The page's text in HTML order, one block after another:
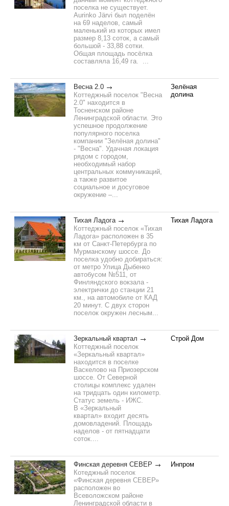
поселка не существует.
Aurinko Järvi был поделён
на 69 наделов, самый
маленький из которых имел
размер 8,13 соток, а самый
большой - 33,88 сотки.
Общая площадь посёлка
составляла 16,49 га. ...
Весна 2.0
Коттеджный поселок "Весна
2.0" находится в
Тосненском районе
Ленинградской области. Это
успешное продолжение
популярного поселка
компании "Зелёная долина"
- "Весна". Удачная локация
рядом с городом,
необходимый набор
центральных коммуникаций,
а также развитое
социальное и досуговое
окружение –...
Зелёная
долина
Тихая Ладога
Коттеджный поселок «Тихая
Ладога» расположен в 35
км от Санкт-Петербурга по
Мурманскому шоссе. До
поселка удобно добираться:
от метро Улица Дыбенко
автобусом №511, от
Финляндского вокзала -
электрички до станции 21
км., на автомобиле от КАД
20 минут. С двух сторон
поселок окружен лесным...
Тихая Ладога
Зеркальный квартал
Коттеджный поселок
«Зеркальный квартал»
находится в поселке
Васкелово на Приозерском
шоссе. От Северной
столицы комплекс удален
на тридцать один километр.
Статус земель - ИЖС.
В «Зеркальный
квартал» входит десять
домовладений. Площадь
наделов - от пятнадцати
соток....
Строй Дом
Финская деревня СЕВЕР
Котеджный поселок
«Финская деревня СЕВЕР»
расположен во
Всеволожском районе
Ленинградской области в
Инпром